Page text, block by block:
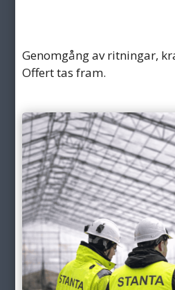
Genomgång av ritningar,
Offert tas fram.